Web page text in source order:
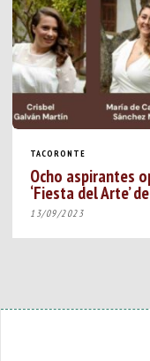
TACORONTE
Ocho aspirantes
‘Fiesta del Arte’
13/09/2023